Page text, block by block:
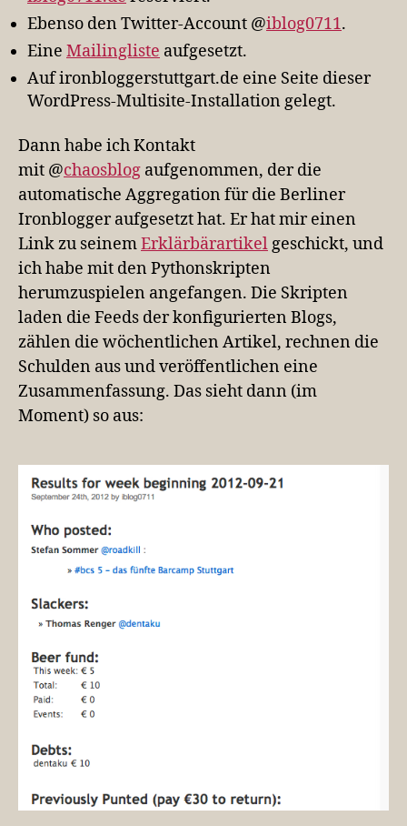
Ebenso den Twitter-Account @iblog0711.
Eine Mailingliste aufgesetzt.
Auf ironbloggerstuttgart.de eine Seite dieser
WordPress-Multisite-Installation gelegt.
Dann habe ich Kontakt
mit @chaosblog aufgenommen, der die
automatische Aggregation für die Berliner
Ironblogger aufgesetzt hat. Er hat mir einen
Link zu seinemErklärbärartikel geschickt, und
ich habe mit den Pythonskripten
herumzuspielen angefangen. Die Skripten
laden die Feeds der konfigurierten Blogs,
zählen die wöchentlichen Artikel, rechnen die
Schulden aus und veröffentlichen eine
Zusammenfassung. Das sieht dann (im
Moment) so aus: